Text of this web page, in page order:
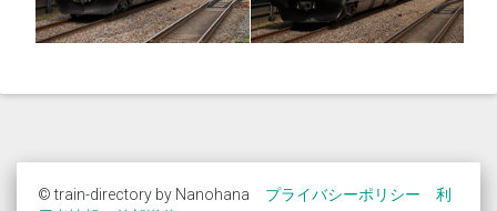
© train-directory by Nanohana プライバシーポリシー
利